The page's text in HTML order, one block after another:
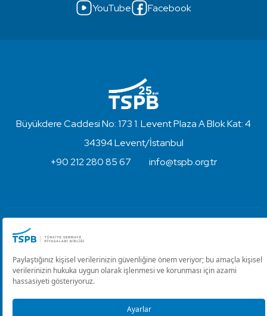
YouTube
Facebook
Büyükdere Caddesi No: 173 1. Levent Plaza A Blok Kat: 4
34394 Levent/İstanbul
+90 212 280 85 67
info@tspb.org.tr
Kullanım Koşulları ve Gizlilik
Çerez Ayarlarını Düzenle